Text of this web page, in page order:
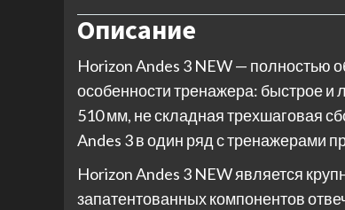
Описание
Horizon Andes 3 NEW — полностью
особенности тренажера: быстрое и
510 мм, не складная трехшаговая
Andes 3 в один ряд с тренажерами
Horizon Andes 3 NEW является
запатентованных компонентов